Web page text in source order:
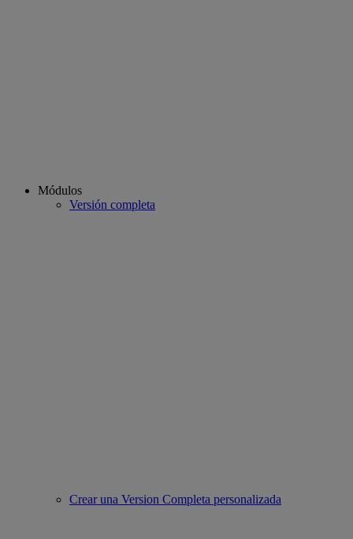
Módulos
Versión completa
Crear una Version Completa personalizada